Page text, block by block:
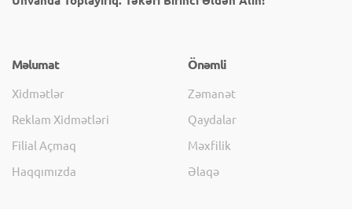
Məlumat
Xidmətlər
Reklam Xidmətləri
Filial Açmaq
Haqqımızda
Önəmli
Zəmanət
Qaydalar
Məxfilik
Əlaqə